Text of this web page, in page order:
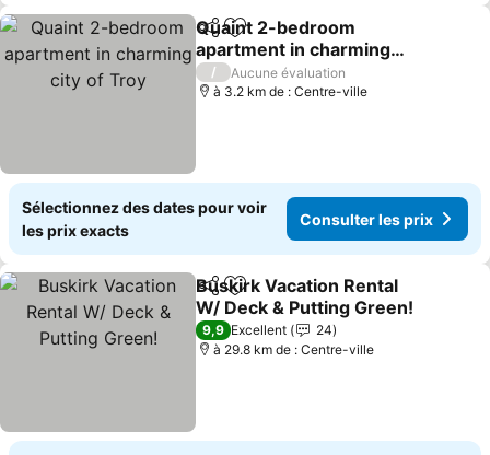
PartagerAjouter à mes favoris
Quaint 2-bedroom
apartment in charming
city of Troy
Consulter les prix
/
Aucune évaluation
à 3.2 km de : Centre-ville
Sélectionnez des dates pour voir
les prix exacts
Consulter les prix
PartagerAjouter à mes favoris
Buskirk Vacation Rental
W/ Deck & Putting Green!
Consulter les prix
9,9 Excellent
24
à 29.8 km de : Centre-ville